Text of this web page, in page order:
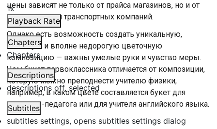
1x
Playback Rate
Chapters
Chapters
Descriptions
descriptions off, selected
Subtitles
subtitles settings, opens subtitles settings dialog
цены зависят не только от прайса магазинов, но и от
поставщиков и транспортных компаний.
Однако есть возможность создать уникальную,
стильную и вполне недорогую цветочную
композицию — важны умелые руки и чувство меры.
Чем букет первоклассника отличается от композиции,
которую можно преподнести учителю физики,
например, в каком цвете составляется букет для
мужчины-педагога или для учителя английского языка.